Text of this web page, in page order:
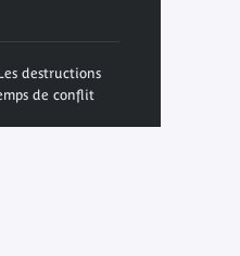
destructions
de conflit